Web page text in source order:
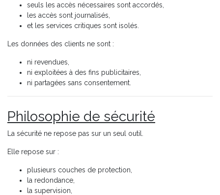
seuls les accès nécessaires sont accordés,
les accès sont journalisés,
et les services critiques sont isolés.
Les données des clients ne sont :
ni revendues,
ni exploitées à des fins publicitaires,
ni partagées sans consentement.
Philosophie de sécurité
La sécurité ne repose pas sur un seul outil.
Elle repose sur :
plusieurs couches de protection,
la redondance,
la supervision,